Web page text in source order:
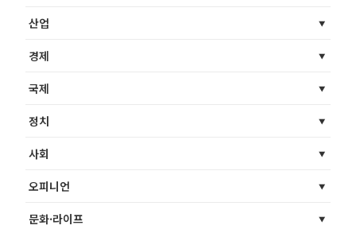
산업
경제
국제
정치
사회
오피니언
문화·라이프